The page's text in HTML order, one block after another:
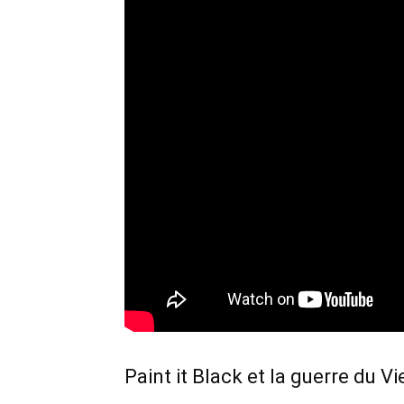
Paint it Black et la guerre du